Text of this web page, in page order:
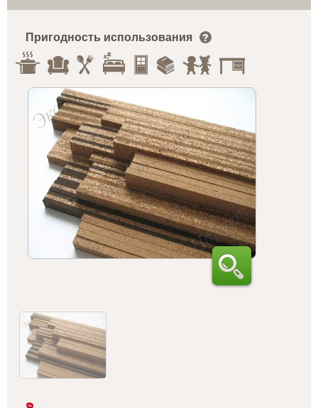
Пригодность использования